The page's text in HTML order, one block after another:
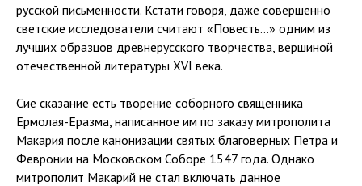
русской письменности. Кстати говоря, даже совершенно
светские исследователи считают «Повесть…» одним из
лучших образцов древнерусского творчества, вершиной
отечественной литературы XVI века.
Сие сказание есть творение соборного священника
Ермолая-Еразма, написанное им по заказу митрополита
Макария после канонизации святых благоверных Петра и
Февронии на Московском Соборе 1547 года. Однако
митрополит Макарий не стал включать данное